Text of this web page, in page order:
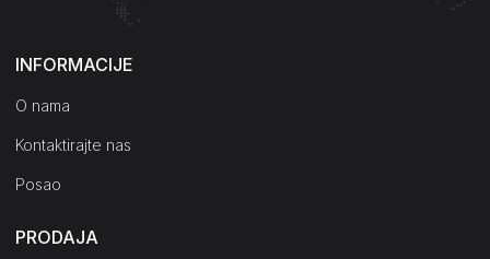
INFORMACIJE
O nama
Kontaktirajte nas
Posao
PRODAJA